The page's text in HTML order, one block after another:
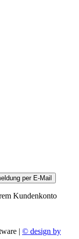
per E-Mail
Kundenkonto
| © design by